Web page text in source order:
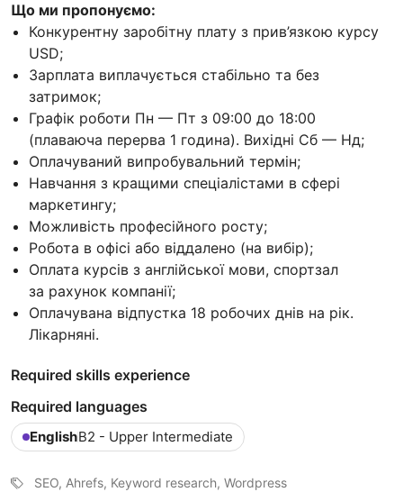
Що ми пропонуємо:
Конкурентну заробітну плату з прив’язкою курсу
USD;
Зарплата виплачується стабільно та без
затримок;
Графік роботи Пн — Пт з 09:00 до 18:00
(плаваюча перерва 1 година). Вихідні Сб — Нд;
Оплачуваний випробувальний термін;
Навчання з кращими спеціалістами в сфері
маркетингу;
Можливість професійного росту;
Робота в офісі або віддалено (на вибір);
Оплата курсів з англійської мови, спортзал
за рахунок компанії;
Оплачувана відпустка 18 робочих днів на рік.
Лікарняні.
Required skills experience
Required languages
EnglishB2 - Upper Intermediate
SEO, Ahrefs, Keyword research, Wordpress